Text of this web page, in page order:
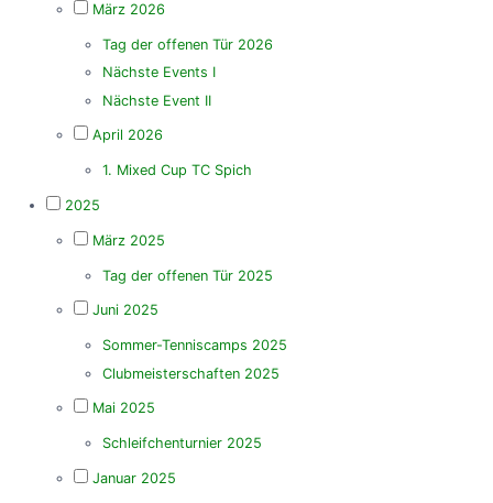
März 2026
Tag der offenen Tür 2026
Nächste Events I
Nächste Event II
April 2026
1. Mixed Cup TC Spich
2025
März 2025
Tag der offenen Tür 2025
Juni 2025
Sommer-Tenniscamps 2025
Clubmeisterschaften 2025
Mai 2025
Schleifchenturnier 2025
Januar 2025